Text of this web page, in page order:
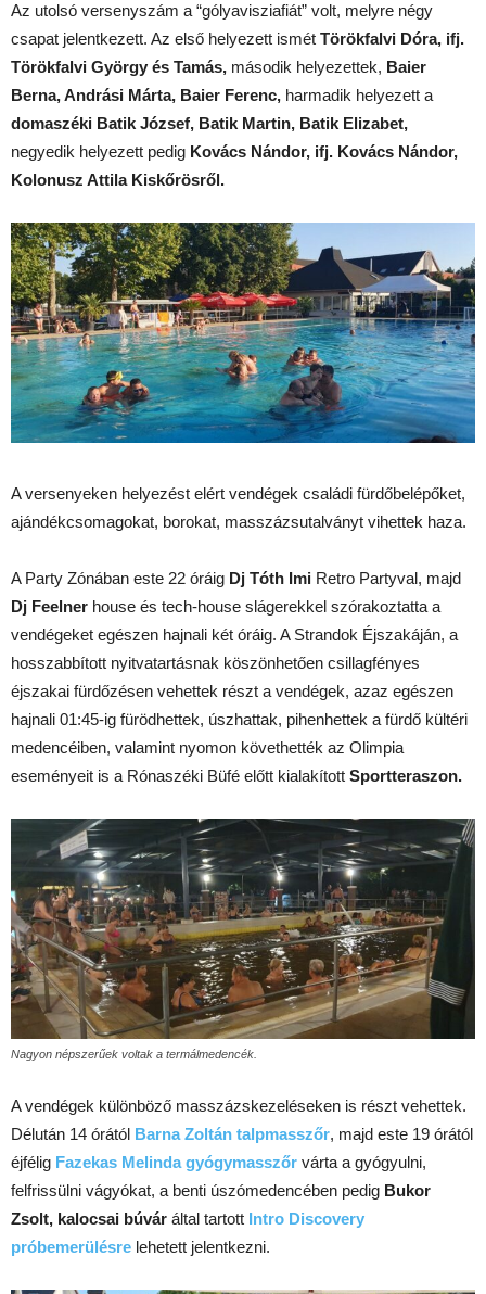
Az utolsó versenyszám a “gólyavisziafiát” volt, melyre négy
csapat jelentkezett. Az első helyezett ismét Törökfalvi Dóra, ifj.
Törökfalvi György és Tamás, második helyezettek, Baier
Berna, Andrási Márta, Baier Ferenc, harmadik helyezett a
domaszéki Batik József, Batik Martin, Batik Elizabet,
negyedik helyezett pedig Kovács Nándor, ifj. Kovács Nándor,
Kolonusz Attila Kiskőrösről.
A versenyeken helyezést elért vendégek családi fürdőbelépőket,
ajándékcsomagokat, borokat, masszázsutalványt vihettek haza.
A Party Zónában este 22 óráig Dj Tóth Imi Retro Partyval, majd
Dj Feelner house és tech-house slágerekkel szórakoztatta a
vendégeket egészen hajnali két óráig. A Strandok Éjszakáján, a
hosszabbított nyitvatartásnak köszönhetően csillagfényes
éjszakai fürdőzésen vehettek részt a vendégek, azaz egészen
hajnali 01:45-ig fürödhettek, úszhattak, pihenhettek a fürdő kültéri
medencéiben, valamint nyomon követhették az Olimpia
eseményeit is a Rónaszéki Büfé előtt kialakított Sportteraszon.
Nagyon népszerűek voltak a termálmedencék.
A vendégek különböző masszázskezeléseken is részt vehettek.
Délután 14 órától Barna Zoltán talpmasszőr, majd este 19 órától
éjfélig Fazekas Melinda gyógymasszőr várta a gyógyulni,
felfrissülni vágyókat, a benti úszómedencében pedig Bukor
Zsolt, kalocsai búvár által tartott Intro Discovery
próbemerülésre lehetett jelentkezni.